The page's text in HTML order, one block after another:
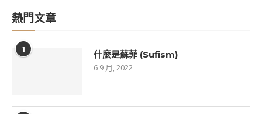
熱門文章
1 什麼是蘇菲 (Sufism)
6 9 月, 2022